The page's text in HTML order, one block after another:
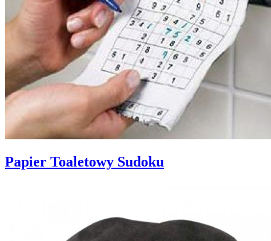
Papier Toaletowy Sudoku